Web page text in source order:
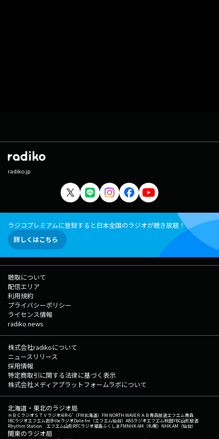
radiko.jp
ラジコプレミアムに登録すると日本全国のラジオが聴き放題！
詳しくはこちら
聴取について
配信エリア
利用規約
プライバシーポリシー
ライセンス情報
radiko news
株式会社radikoについて
ニュースリリース
採用情報
特定商取引に関する法律に基づく表示
株式会社メディアプラットフォームラボについて
北海道・東北のラジオ局
ＨＢＣラジオＳＴＶラジオAIR-G'（FM北海道） FM NORTH WAVEＲＡＢ青森放送エフエム青森
IBCラジオエフエム岩手tbcラジオDate fm（エフエム仙台） ABSラジオエフエム秋田YBC山形放送
Rhythm Station エフエム山形RFCラジオ福島ふくしまFMNHK AM（札幌） NHK AM（仙台）
関東のラジオ局